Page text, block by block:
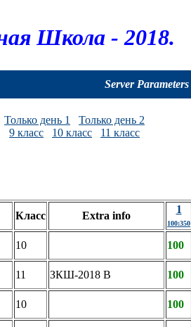
Школа - 2018.
Server Parameters
Только день 1
Только день 2
9 класс
10 класс
11 класс
Класс Extra info
1
100:350
10 100
11 ЗКШ-2018 B 100
10 100